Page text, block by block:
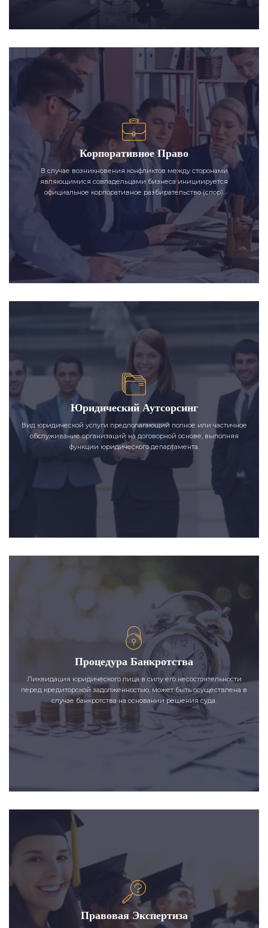
Корпоративное Право
В случае возникновения конфликтов между сторонами
являющимися совладельцами бизнеса инициируется
официальное корпоративное разбирательство (спор).
Юридический Аутсорсинг
Вид юридической услуги предполагающий полное или частичное
обслуживание организаций на договорной основе, выполняя
функции юридического департамента.
Процедура Банкротства
Ликвидация юридического лица в силу его несостоятельности
перед кредиторской задолженностью, может быть осуществлена в
случае банкротства на основании решения суда.
Правовая Экспертиза